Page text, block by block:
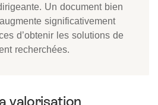
Un document bien
significativement
d’obtenir les solutions de
recherchées.
valorisation